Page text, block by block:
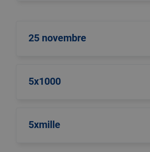
25 novembre
5x1000
5xmille